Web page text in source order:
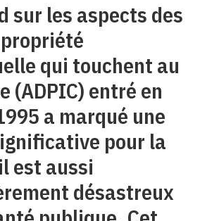
sur les aspects des
qui touchent au
(ADPIC) entré en
a marqué une
pour la
est aussi
désastreux